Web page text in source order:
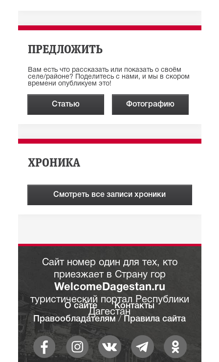
ПРЕДЛОЖИТЬ
Вам есть что рассказать или показать о своём
селе/районе? Поделитесь с нами, и мы в скором
времени опубликуем это!
Статью Фотографию
ХРОНИКА
Смотреть все записи хроники
Сайт номер один для тех, кто
приезжает в Страну гор
WelcomeDagestan.ru
туристический портал Республики
Дагестан
О сайте
Контакты
Правообладателям / Правила сайта